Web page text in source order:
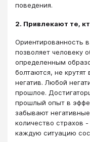
поведения.
2. Привлекают те,
Ориентированность
позволяет человеку
определенным
болтаются, не крутят
негатив. Любой
прошлое.
прошлый опыт в
забывают
количество страхов
каждую ситуацию